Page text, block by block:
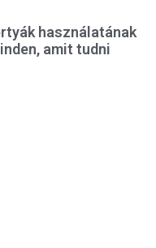
használatának
amit tudni